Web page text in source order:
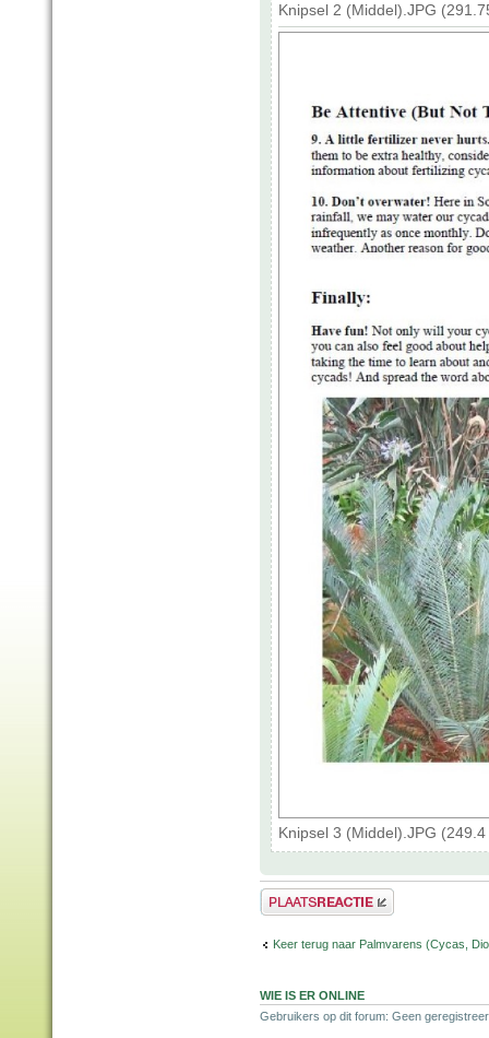
Knipsel 2 (Middel).JPG
Knipsel 3 (Middel).JPG
Plaats een reactie
Keer terug naar Palmvarens (Cycas,
WIE IS ER ONLINE
Gebruikers op dit forum: Geen